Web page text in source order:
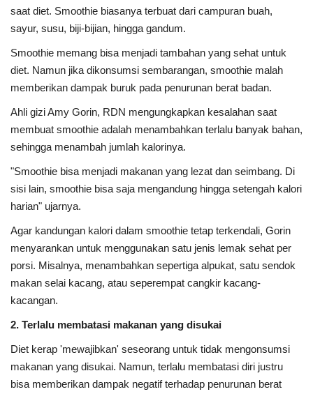
saat diet. Smoothie biasanya terbuat dari campuran buah,
sayur, susu, biji-bijian, hingga gandum.
Smoothie memang bisa menjadi tambahan yang sehat untuk
diet. Namun jika dikonsumsi sembarangan, smoothie malah
memberikan dampak buruk pada penurunan berat badan.
Ahli gizi Amy Gorin, RDN mengungkapkan kesalahan saat
membuat smoothie adalah menambahkan terlalu banyak bahan,
sehingga menambah jumlah kalorinya.
"Smoothie bisa menjadi makanan yang lezat dan seimbang. Di
sisi lain, smoothie bisa saja mengandung hingga setengah kalori
harian" ujarnya.
Agar kandungan kalori dalam smoothie tetap terkendali, Gorin
menyarankan untuk menggunakan satu jenis lemak sehat per
porsi. Misalnya, menambahkan sepertiga alpukat, satu sendok
makan selai kacang, atau seperempat cangkir kacang-
kacangan.
2. Terlalu membatasi makanan yang disukai
Diet kerap 'mewajibkan' seseorang untuk tidak mengonsumsi
makanan yang disukai. Namun, terlalu membatasi diri justru
bisa memberikan dampak negatif terhadap penurunan berat